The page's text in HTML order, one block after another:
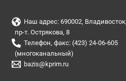
Наш адрес: 690002, Владивосток,
пр-т. Острякова, 8
Телефон, факс: (423) 24-06-605
(многоканальный)
bazis@kprim.ru